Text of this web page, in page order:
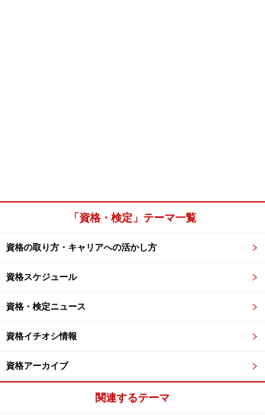
「資格・検定」テーマ一覧
資格の取り方・キャリアへの活かし方
資格スケジュール
資格・検定ニュース
資格イチオシ情報
資格アーカイブ
関連するテーマ